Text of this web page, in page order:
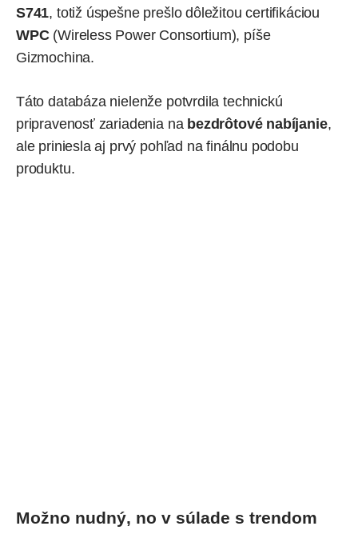
S741, totiž úspešne prešlo dôležitou certifikáciou
WPC(Wireless Power Consortium), píše
Gizmochina.
Táto databáza nielenže potvrdila technickú
pripravenosť zariadenia na bezdrôtové nabíjanie,
ale priniesla aj prvý pohľad na finálnu podobu
produktu.
Možno nudný, no v súlade s trendom